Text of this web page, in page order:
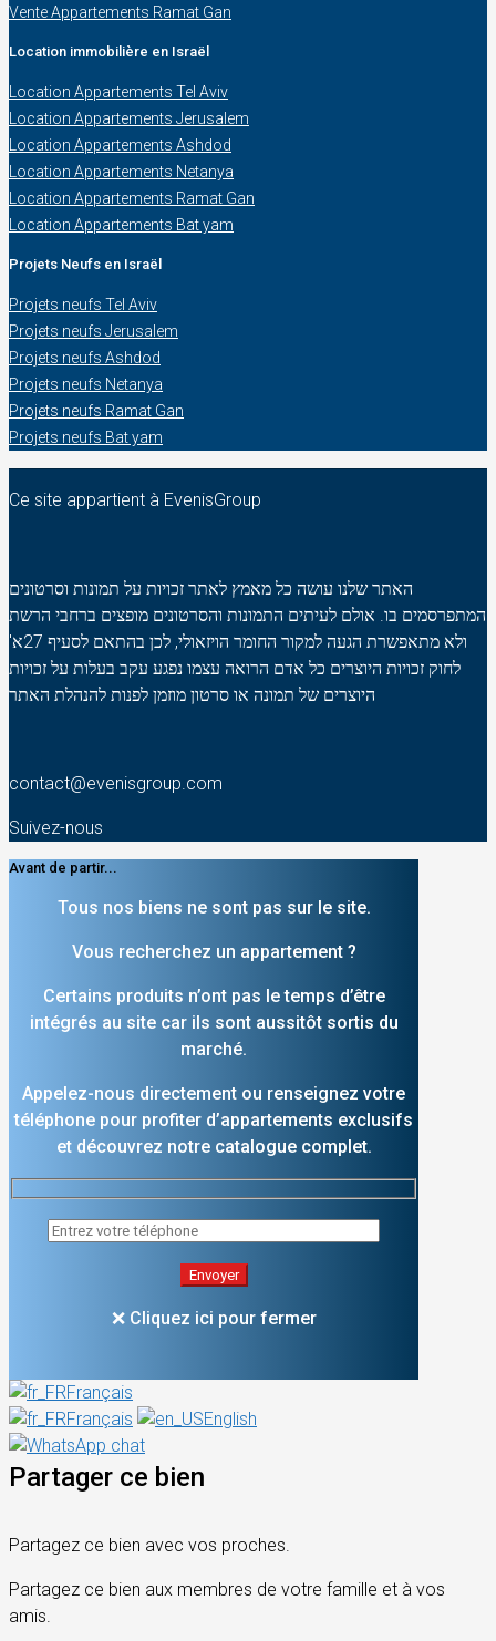
Vente Appartements Ramat Gan
Location immobilière en Israël
Location Appartements Tel Aviv
Location Appartements Jerusalem
Location Appartements Ashdod
Location Appartements Netanya
Location Appartements Ramat Gan
Location Appartements Bat yam
Projets Neufs en Israël
Projets neufs Tel Aviv
Projets neufs Jerusalem
Projets neufs Ashdod
Projets neufs Netanya
Projets neufs Ramat Gan
Projets neufs Bat yam
Ce site appartient à EvenisGroup
האתר שלנו עושה כל מאמץ לאתר זכויות על תמונות וסרטונים
המתפרסמים בו. אולם לעיתים התמונות והסרטונים מופצים ברחבי הרשת
ולא מתאפשרת הגעה למקור החומר הויזאולי, לכן בהתאם לסעיף 27א'
לחוק זכויות היוצרים כל אדם הרואה עצמו נפגע עקב בעלות על זכויות
היוצרים של תמונה או סרטון מוזמן לפנות להנהלת האתר
contact@evenisgroup.com
Suivez-nous
Avant de partir...
Tous nos biens ne sont pas sur le site.
Vous recherchez un appartement ?
Certains produits n’ont pas le temps d’être
intégrés au site car ils sont aussitôt sortis du
marché.
Appelez-nous directement ou renseignez votre
téléphone pour profiter d’appartements exclusifs
et découvrez notre catalogue complet.
❌ Cliquez ici pour fermer
Français
Français
English
Partager ce bien
Partagez ce bien avec vos proches.
Partagez ce bien aux membres de votre famille et à vos
amis.